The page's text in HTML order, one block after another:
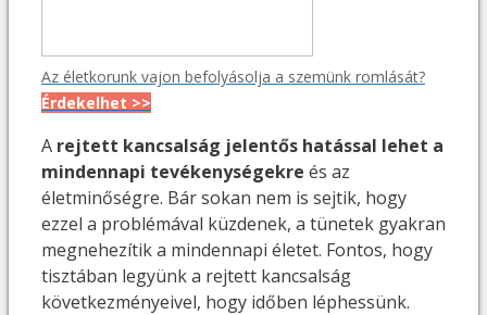
Az életkorunk vajon befolyásolja a szemünk romlását?
Érdekelhet >>
A rejtett kancsalság jelentős hatással lehet a
mindennapi tevékenységekre és az
életminőségre. Bár sokan nem is sejtik, hogy
ezzel a problémával küzdenek, a tünetek gyakran
megnehezítik a mindennapi életet. Fontos, hogy
tisztában legyünk a rejtett kancsalság
következményeivel, hogy időben léphessünk.